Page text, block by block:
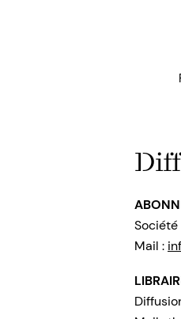
Société
Mail :